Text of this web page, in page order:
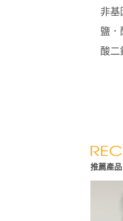
非基
鹽．
酸二
推薦產品